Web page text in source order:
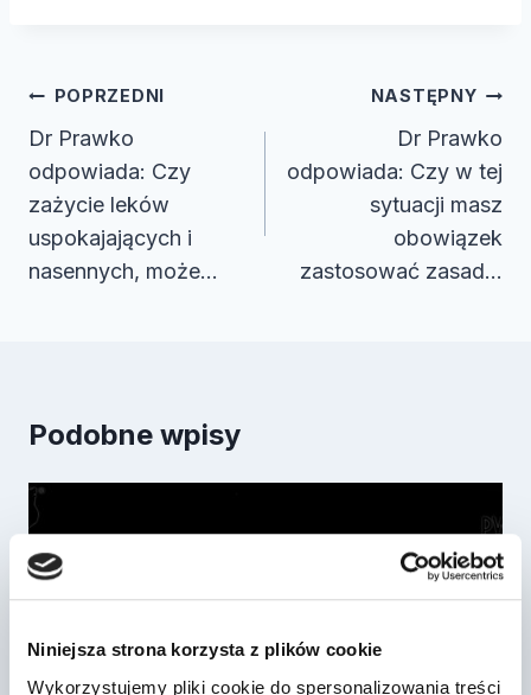
Niniejsza strona korzysta z plików cookie
Wykorzystujemy pliki cookie do spersonalizowania treści
Nawigacja
wpisu
POPRZEDNI
Dr Prawko
odpowiada: Czy
zażycie leków
uspokajających i
nasennych, może…
NASTĘPNY
Dr Prawko
odpowiada: Czy w tej
sytuacji masz
obowiązek
zastosować zasad…
Podobne wpisy